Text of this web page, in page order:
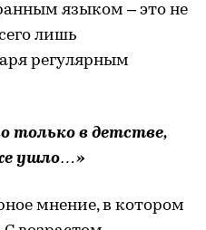
языком – это не
лишь
регулярным
в детстве,
ушло…»
мнение, в котором